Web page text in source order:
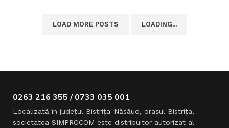
LOAD MORE POSTS LOADING...
0263 216 355 / 0733 035 001
Localizată în judeţul Bistriţa-Năsăud, oraşul Bistriţa,
societatea SIMPROCOM este distribuitor autorizat al